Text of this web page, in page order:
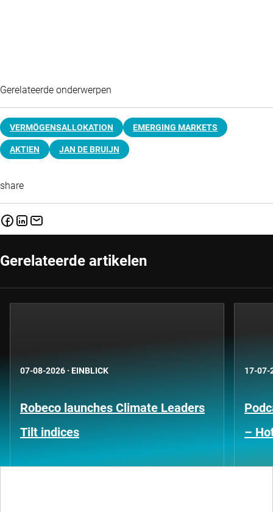
Gerelateerde onderwerpen
VERMÖGENSALLOKATION EMERGING MARKETS
AKTIEN JAN DE BRUIJN
share
Gerelateerde artikelen
07-08-2026 · EINBLICK
Robeco launches Climate Leaders
Tilt indices
17-07-
–